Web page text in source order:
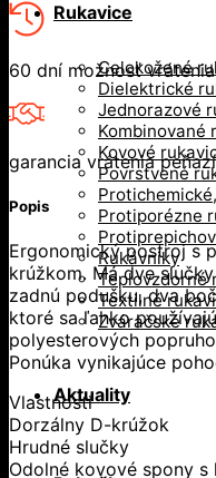
Rukavice
Celokožené
Dielektrické
Jednorazové
Kombinované
Kovové
Povrstvené
Protiporézne
Rukávniky
Teplovzdorné
Textilné
Zváračské
Aktuality
60 dní možnosť
garancia vrátenia peňazí
Popis
Ergonomický postroj s
krúžkom. Má dve
zadnú podušku, dva
ktoré sa ľahko
polyesterových
Ponúka vynikajúce
Vlastnosti
Dorzálny D-krúžok
Hrudné slučky
Odolné kovové spony